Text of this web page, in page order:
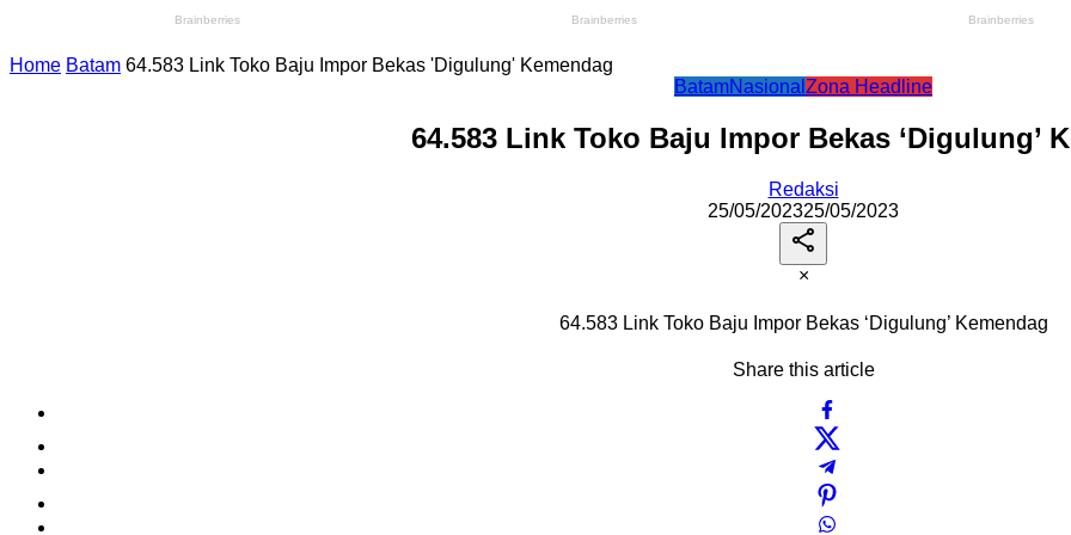
Home Batam 64.583 Link Toko Baju Impor Bekas 'Digulung' Kemendag
BatamNasional Zona Headline
64.583 Link Toko Baju Impor Bekas ‘Digulung’
Redaksi
25/05/202325/05/2023
×
64.583 Link Toko Baju Impor Bekas ‘Digulung’ Kemendag
Share this article